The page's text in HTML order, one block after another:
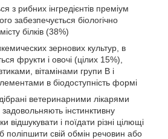
з рибних інгредієнтів преміум
забезпечується біологічно
білків (38%)
зернових культур, в
фрукти і овочі (цілих 15%),
вітамінами групи В і
в біодоступність формі
ветеринарними лікарями
інстинктивну
відшукувати і поїдати різні цілющі
поліпшити свій обмін речовин або